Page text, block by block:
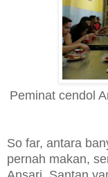
Peminat cendol
So far, antara
pernah makan,